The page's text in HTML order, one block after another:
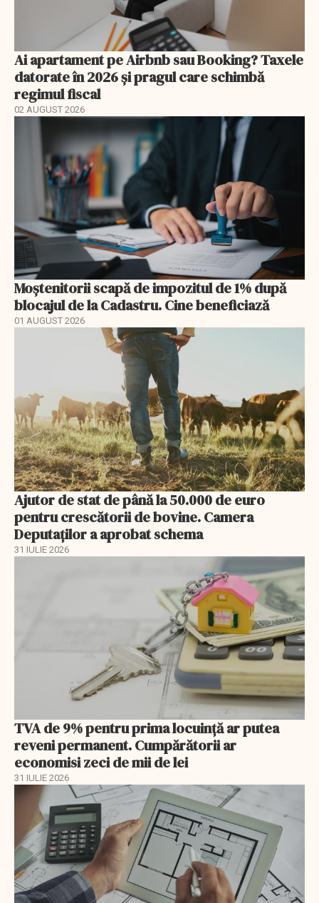
Ai apartament pe Airbnb sau Booking? Taxele
datorate în 2026 și pragul care schimbă
regimul fiscal
02 AUGUST 2026
Moștenitorii scapă de impozitul de 1% după
blocajul de la Cadastru. Cine beneficiază
01 AUGUST 2026
Ajutor de stat de până la 50.000 de euro
pentru crescătorii de bovine. Camera
Deputaților a aprobat schema
31 IULIE 2026
TVA de 9% pentru prima locuință ar putea
reveni permanent. Cumpărătorii ar
economisi zeci de mii de lei
31 IULIE 2026